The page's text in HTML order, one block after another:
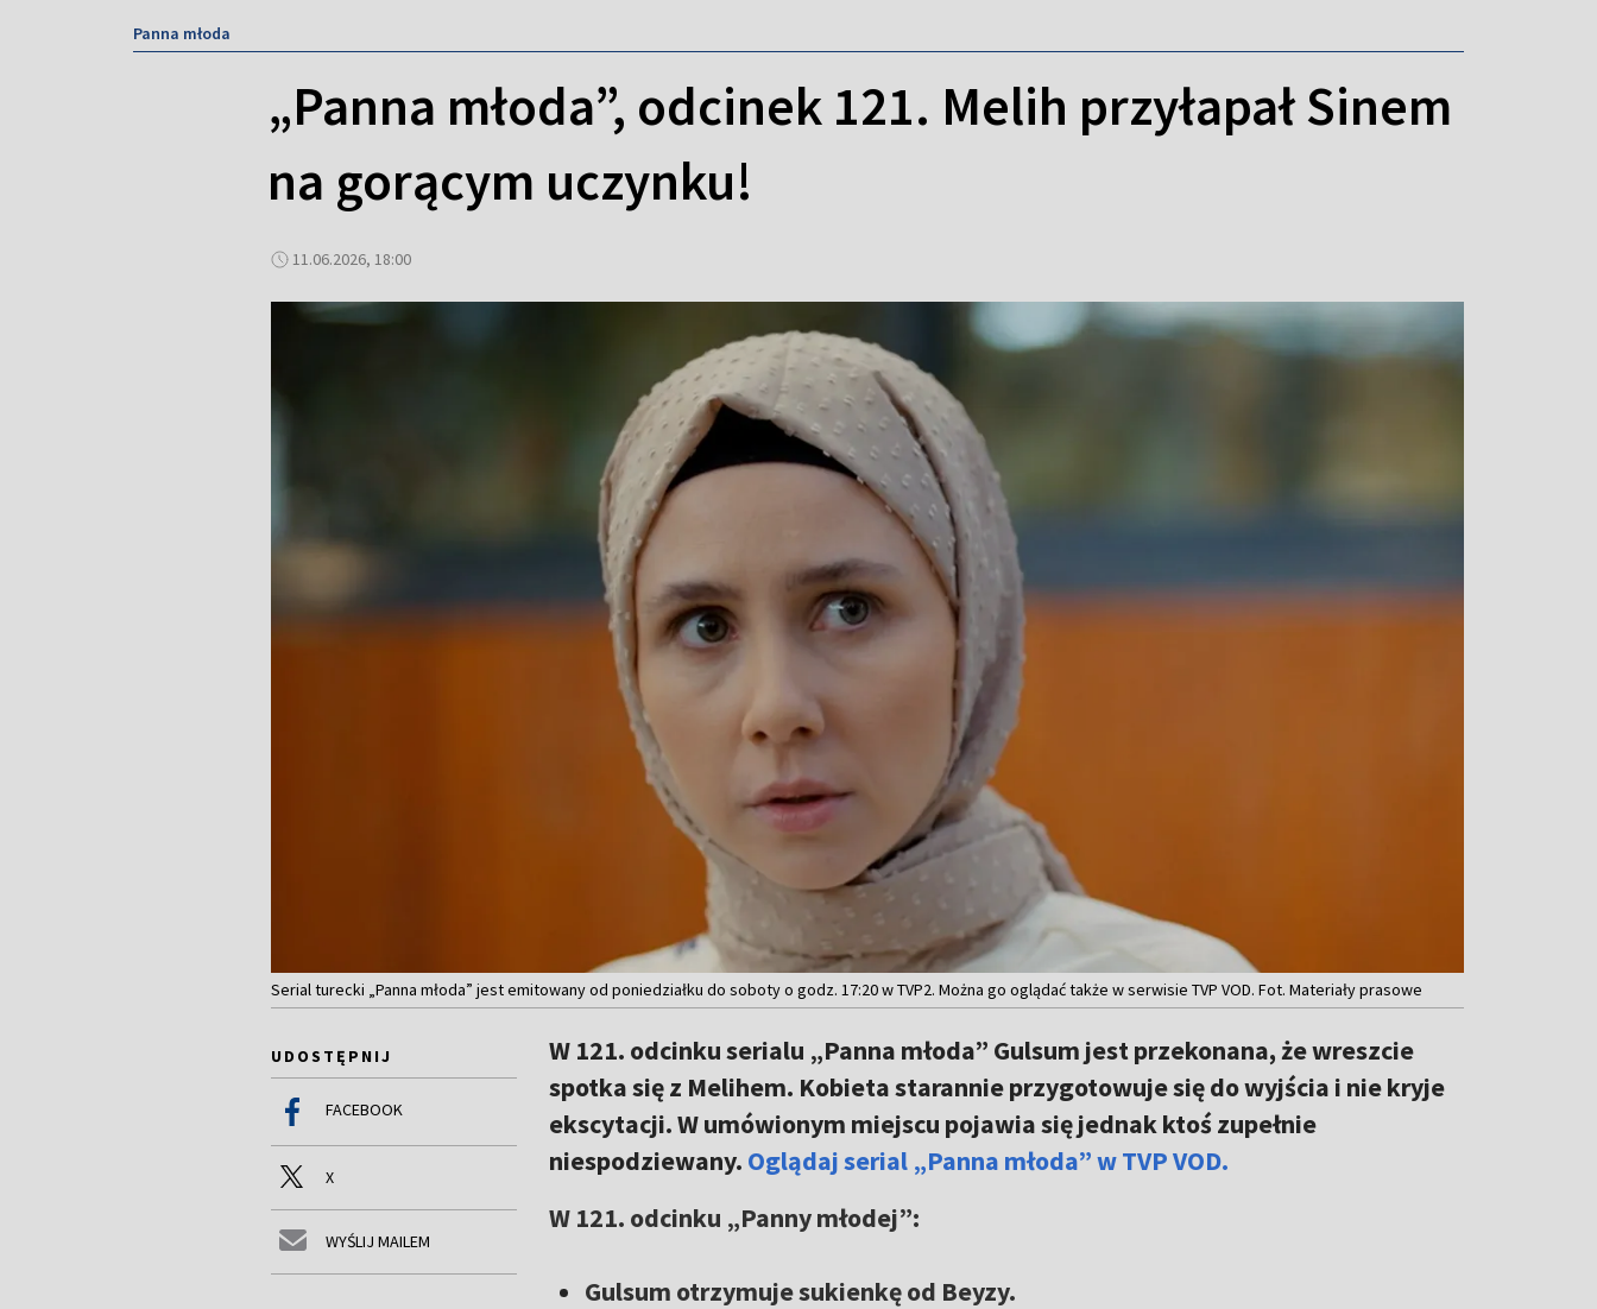
Panna młoda
„Panna młoda”, odcinek 121. Melih przyłapał Sinem
na gorącym uczynku!
11.06.2026, 18:00
Serial turecki „Panna młoda” jest emitowany od poniedziałku do soboty o godz. 17:20 w TVP2. Można go oglądać także w serwisie TVP VOD. Fot. Materiały prasowe
UDOSTĘPNIJ
FACEBOOK
X
WYŚLIJ MAILEM
W 121. odcinku serialu „Panna młoda” Gulsum jest przekonana, że wreszcie
spotka się z Melihem. Kobieta starannie przygotowuje się do wyjścia i nie kryje
ekscytacji. W umówionym miejscu pojawia się jednak ktoś zupełnie
niespodziewany. Oglądaj serial „Panna młoda” w TVP VOD.
W 121. odcinku „Panny młodej”:
Gulsum otrzymuje sukienkę od Beyzy.